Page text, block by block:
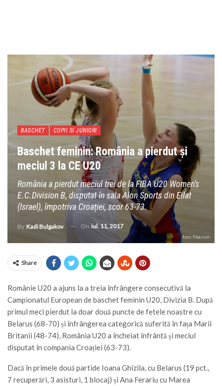
BASCHET COPII SI JUNIORI
Baschet feminin: România a pierdut și
meciul 3 la CE U20
România a pierdut meciul trei de la FIBA U20 Women’s
E.C.Division B, disputat în sala Alon Sports din Eilat
(Israel), împotriva Croației, scor 63-73.
By Kadi Bulgakov On iul. 11, 2017
foto: fiba.com
Share
Românie U20 a ajuns la a treia înfrângere consecutivă la
Campionatul European de baschet feminin U20, Divizia B. După
primul meci pierdut la doar două puncte de fetele noastre cu
Belarus (68-70) și înfrângerea categorică suferită în fața Marii
Britanii (48-74), România U20 a încheiat înfrântă și meciul
disputat în compania Croației (63-73).
Dacă în primele două partide Ioana Ghizila, cu Belarus (19 pct.,
7 recuperări, 3 asisturi, 1 blocaj) și Ana Ferariu cu Marea